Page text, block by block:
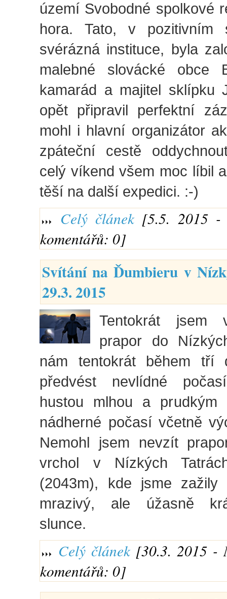
území Svobodné spolkové
hora. Tato, v pozitivním
svérázná instituce, byla
malebné slovácké obce
kamarád a majitel sklípku
opět připravil perfektní
mohl i hlavní organizátor
zpáteční cestě
celý víkend všem moc líbil
těší na další expedici. :-)
Celý článek[5.5. 2015 -
komentářů: 0]
Svítání na Ďumbieru v
29.3. 2015
Tentokrát jsem
prapor do
nám tentokrát během tří
předvést nevlídné
hustou mlhou a
nádherné počasí včetně
Nemohl jsem nevzít
vrchol v Nízkých
(2043m), kde jsme
mrazivý, ale úžasně
slunce.
Celý článek[30.3. 2015 -
komentářů: 0]